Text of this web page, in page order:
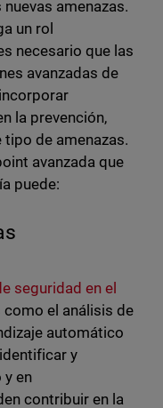
amenazas.
un rol
necesario que las
avanzadas de
la prevención,
de amenazas.
avanzada que
puede:
seguridad en el
el análisis de
automático
y
y en
contribuir en la